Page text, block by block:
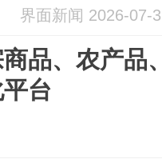
界面新闻 2026-07-
品、农产品
台